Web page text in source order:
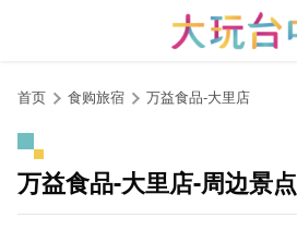
首页 食购旅宿 万益食品-大里店
万益食品-大里店-周边景点